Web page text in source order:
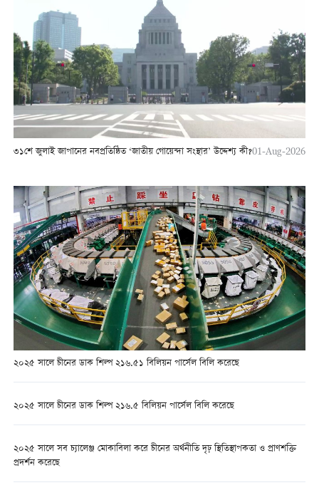
৩১শে জুলাই জাপানের নবপ্রতিষ্ঠিত ‘জাতীয় গোয়েন্দা সংস্থার’ উদ্দেশ্য কী?01-Aug-2026
২০২৫ সালে চীনের ডাক শিল্প ২১৬.৫১ বিলিয়ন পার্সেল বিলি করেছে
২০২৫ সালে চীনের ডাক শিল্প ২১৬.৫ বিলিয়ন পার্সেল বিলি করেছে
২০২৫ সালে সব চ্যালেঞ্জ মোকাবিলা করে চীনের অর্থনীতি দৃঢ় স্থিতিস্থাপকতা ও প্রাণশক্তি
প্রদর্শন করেছে